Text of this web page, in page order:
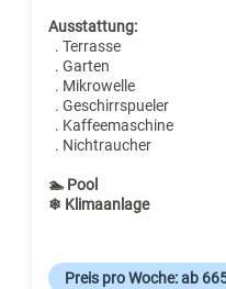
Ausstattung:
. Terrasse
. Garten
. Mikrowelle
. Geschirrspueler
. Kaffeemaschine
. Nichtraucher
🏊 Pool
❄ Klimaanlage
Preis pro Woche: ab